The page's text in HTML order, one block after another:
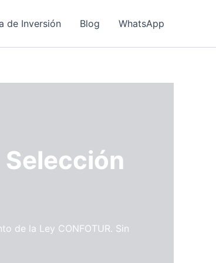
de Inversión Blog WhatsApp
de la Ley CONFOTUR. Sin